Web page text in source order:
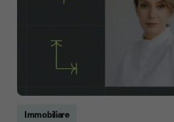
Immobiliare